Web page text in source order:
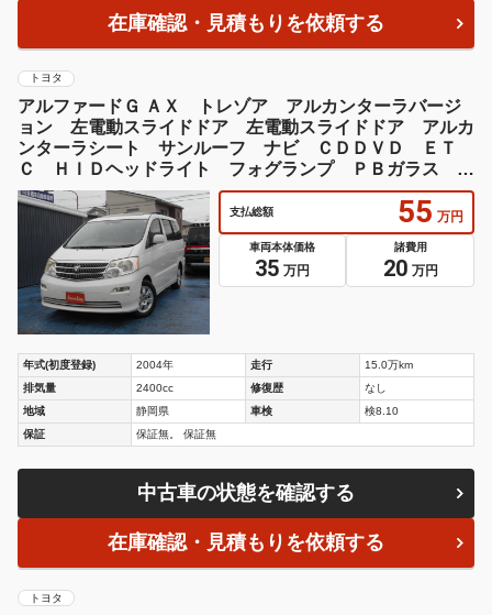
在庫確認・見積もりを依頼する
トヨタ
アルファードＧ ＡＸ トレゾア アルカンターラバージ
ョン 左電動スライドドア 左電動スライドドア アルカ
ンターラシート サンルーフ ナビ ＣＤＤＶＤ ＥＴ
Ｃ ＨＩＤヘッドライト フォグランプ ＰＢガラス コ
ンビハンドル ウッドパネル ウッドノブ コーナーセン
サー 回転対座シート
支払総額 55 万円
車両本体価格
35 万円
諸費用
20 万円
年式(初度登録) 2004年 走行
15.0万km
排気量
2400cc 修復歴
なし
地域
静岡県 車検
検8.10
保証
保証無。 保証無
中古車の状態を確認する
在庫確認・見積もりを依頼する
トヨタ